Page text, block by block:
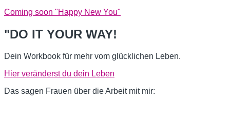
Coming soon "Happy New You"
"DO IT YOUR WAY!
Dein Workbook für mehr vom glücklichen Leben.
Hier veränderst du dein Leben
Das sagen Frauen über die Arbeit mit mir: